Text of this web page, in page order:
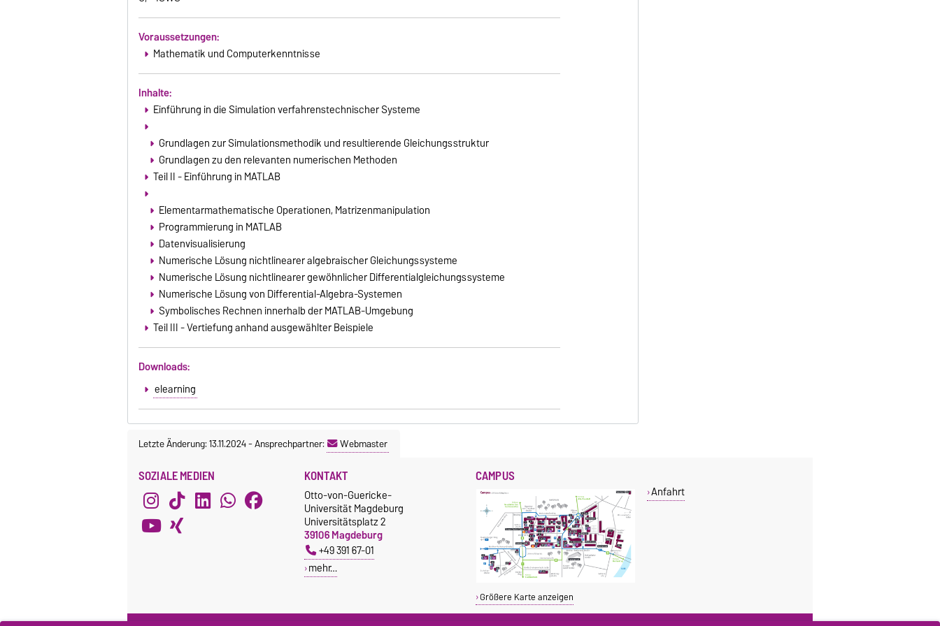
Voraussetzungen:
Mathematik und Computerkenntnisse
Inhalte:
Einführung in die Simulation verfahrenstechnischer Systeme
Grundlagen zur Simulationsmethodik und resultierende Gleichungsstruktur
Grundlagen zu den relevanten numerischen Methoden
Teil II - Einführung in MATLAB
Elementarmathematische Operationen, Matrizenmanipulation
Programmierung in MATLAB
Datenvisualisierung
Numerische Lösung nichtlinearer algebraischer Gleichungssysteme
Numerische Lösung nichtlinearer gewöhnlicher Differentialgleichungssysteme
Numerische Lösung von Differential-Algebra-Systemen
Symbolisches Rechnen innerhalb der MATLAB-Umgebung
Teil III - Vertiefung anhand ausgewählter Beispiele
Downloads:
elearning
Letzte Änderung: 13.11.2024-Ansprechpartner: Webmaster
SOZIALE MEDIEN KONTAKT
Otto-von-Guericke-
Universität Magdeburg
Universitätsplatz 2
39106 Magdeburg
+49 391 67-01
mehr…
CAMPUS
Größere Karte anzeigen
Anfahrt